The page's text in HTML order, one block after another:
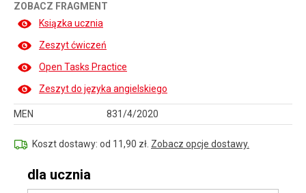
ZOBACZ FRAGMENT
Ksiązka ucznia
Zeszyt ćwiczeń
Open Tasks Practice
Zeszyt do języka angielskiego
MEN 831/4/2020
Koszt dostawy: od 11,90 zł. Zobacz opcje dostawy.
dla ucznia